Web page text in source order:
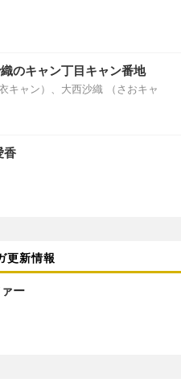
のキャン丁目キャン番地
キャン）、大西沙織 （さおキャ
香
更新情報
ー